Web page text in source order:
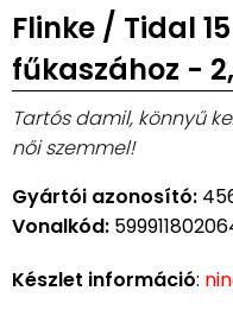
Flinke / Tidal
fűkaszához -
Tartós damil, könnyű
női szemmel!
Gyártói azonosító:
Vonalkód:
Készlet információ: